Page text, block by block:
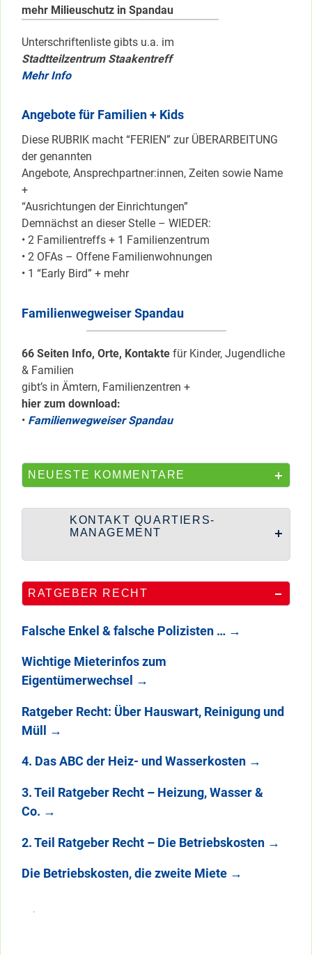
mehr Milieuschutz in Spandau
Unterschriftenliste gibts u.a. im
Stadtteilzentrum Staakentreff
Mehr Info
Angebote für Familien + Kids
Diese RUBRIK macht “FERIEN” zur ÜBERARBEITUNG
der genannten
Angebote, Ansprechpartner:innen, Zeiten sowie Name
+
“Ausrichtungen der Einrichtungen”
Demnächst an dieser Stelle – WIEDER:
• 2 Familientreffs + 1 Familienzentrum
• 2 OFAs – Offene Familienwohnungen
• 1 “Early Bird” + mehr
Familienwegweiser Spandau
66 Seiten Info, Orte, Kontakte für Kinder, Jugendliche
& Familien
gibt’s in Ämtern, Familienzentren +
hier zum download:
• Familienwegweiser Spandau
NEUESTE KOMMENTARE
KONTAKT QUARTIERS-
MANAGEMENT
RATGEBER RECHT
Falsche Enkel & falsche Polizisten … →
Wichtige Mieterinfos zum
Eigentümerwechsel →
Ratgeber Recht: Über Hauswart, Reinigung und
Müll →
4. Das ABC der Heiz- und Wasserkosten →
3. Teil Ratgeber Recht – Heizung, Wasser &
Co. →
2. Teil Ratgeber Recht – Die Betriebskosten →
Die Betriebskosten, die zweite Miete →